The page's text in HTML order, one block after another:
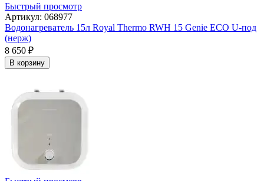
Быстрый просмотр
Артикул: 068977
Водонагреватель 15л Royal Thermo RWH 15 Genie ECO U-под
(нерж)
8 650 ₽
В корзину